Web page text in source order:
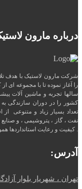
درباره مارون
شرکت مارون لاستیک با هدف
را آغاز نموده تا با مجموعه ای
سالها تجربه و ماشین آلات
کشور را در دوران سازندگی به
تعداد بسیار زیاد و متنوعی
نفت ، گاز ، پتروشیمی ، و
. کیفیت و رعایت استانداردها
آدرس:
تهران ، شهریار بلوار